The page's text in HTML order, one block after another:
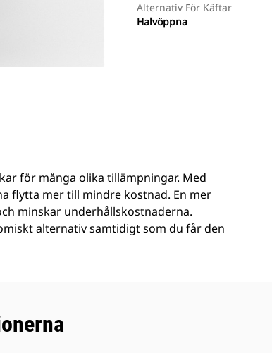
Alternativ För Käftar
Halvöppna
för många olika tillämpningar. Med
flytta mer till mindre kostnad. En mer
minskar underhållskostnaderna.
alternativ samtidigt som du får den